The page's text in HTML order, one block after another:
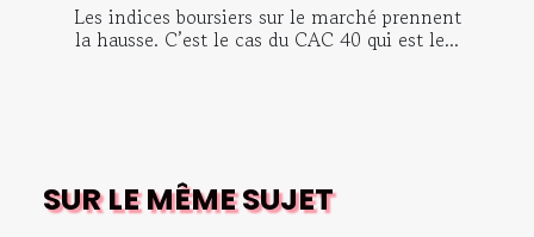
Les indices boursiers sur le marché prennent
la hausse. C’est le cas du CAC 40 qui est le...
SUR LE MÊME SUJET